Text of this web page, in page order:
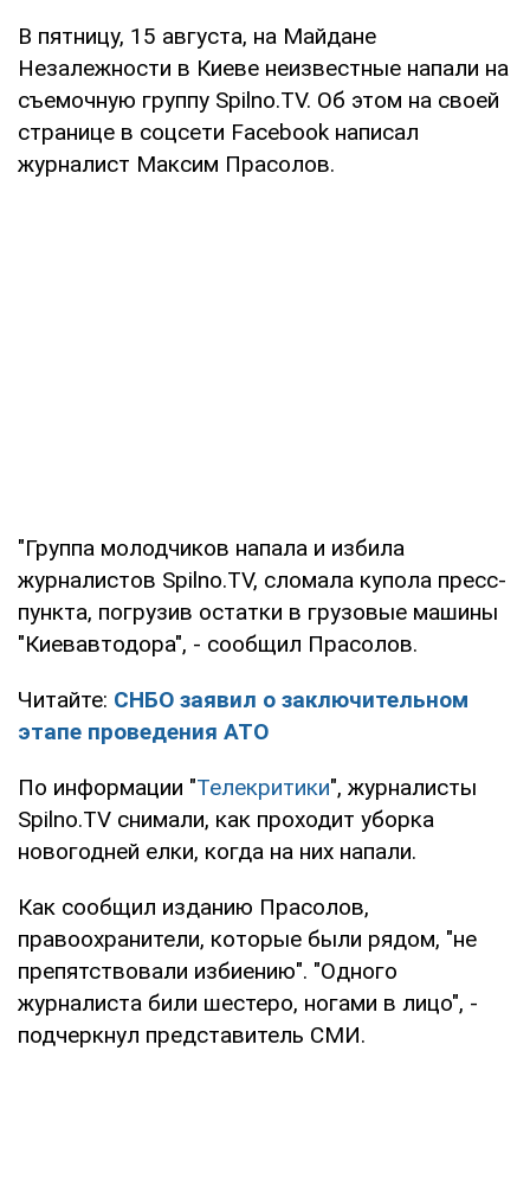
В пятницу, 15 августа, на Майдане
Незалежности в Киеве неизвестные напали на
съемочную группу Spilno.TV. Об этом на своей
странице в соцсети Facebook написал
журналист Максим Прасолов.
"Группа молодчиков напала и избила
журналистов Spilno.TV, сломала купола пресс-
пункта, погрузив остатки в грузовые машины
"Киевавтодора", - сообщил Прасолов.
Читайте: СНБО заявил о заключительном
этапе проведения АТО
По информации "Телекритики", журналисты
Spilno.TV снимали, как проходит уборка
новогодней елки, когда на них напали.
Как сообщил изданию Прасолов,
правоохранители, которые были рядом, "не
препятствовали избиению". "Одного
журналиста били шестеро, ногами в лицо", -
подчеркнул представитель СМИ.